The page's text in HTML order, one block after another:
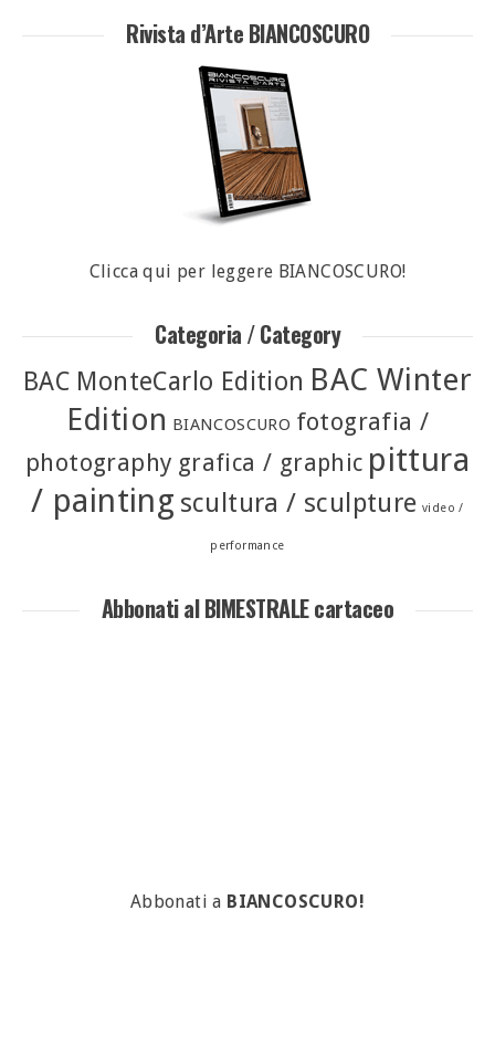
Rivista d’Arte BIANCOSCURO
Clicca qui per leggere BIANCOSCURO!
Categoria / Category
BAC MonteCarlo Edition BAC Winter
Edition BIANCOSCURO fotografia /
photography grafica / graphic pittura
/ painting scultura / sculpture video /
performance
Abbonati al BIMESTRALE cartaceo
Abbonati a BIANCOSCURO!